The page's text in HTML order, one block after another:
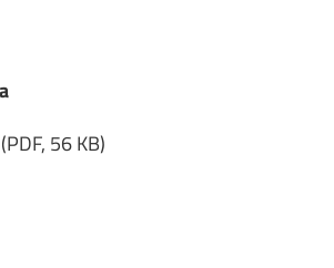
(PDF, 56 KB)